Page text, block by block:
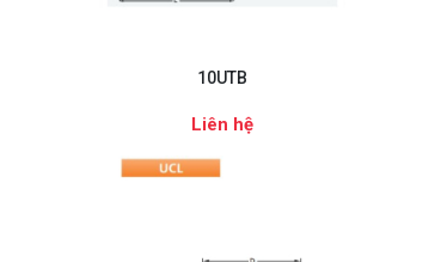
10UTB
Liên hệ